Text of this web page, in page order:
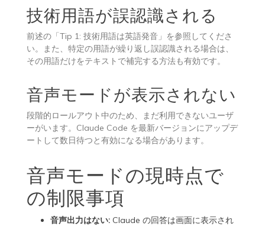
技術用語が誤認識される
前述の「Tip 1: 技術用語は英語発音」を参照してくださ
い。また、特定の用語が繰り返し誤認識される場合は、
その用語だけをテキストで補完する方法も有効です。
音声モードが表示されない
段階的ロールアウト中のため、まだ利用できないユーザ
ーがいます。Claude Code を最新バージョンにアップデ
ートして数日待つと有効になる場合があります。
音声モードの現時点で
の制限事項
音声出力はない:Claude の回答は画面に表示され